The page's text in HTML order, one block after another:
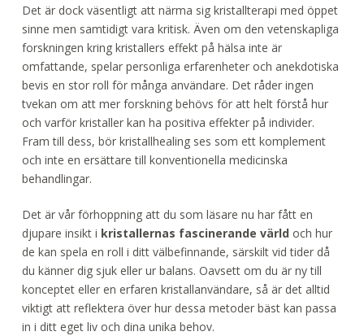
Det är dock väsentligt att närma sig kristallterapi med öppet
sinne men samtidigt vara kritisk. Även om den vetenskapliga
forskningen kring kristallers effekt på hälsa inte är
omfattande, spelar personliga erfarenheter och anekdotiska
bevis en stor roll för många användare. Det råder ingen
tvekan om att mer forskning behövs för att helt förstå hur
och varför kristaller kan ha positiva effekter på individer.
Fram till dess, bör kristallhealing ses som ett komplement
och inte en ersättare till konventionella medicinska
behandlingar.
Det är vår förhoppning att du som läsare nu har fått en
djupare insikt i kristallernas fascinerande värld och hur
de kan spela en roll i ditt välbefinnande, särskilt vid tider då
du känner dig sjuk eller ur balans. Oavsett om du är ny till
konceptet eller en erfaren kristallanvändare, så är det alltid
viktigt att reflektera över hur dessa metoder bäst kan passa
in i ditt eget liv och dina unika behov.